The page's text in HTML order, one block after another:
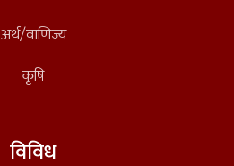
अर्थ/वाणिज्य
कृषि
विविध